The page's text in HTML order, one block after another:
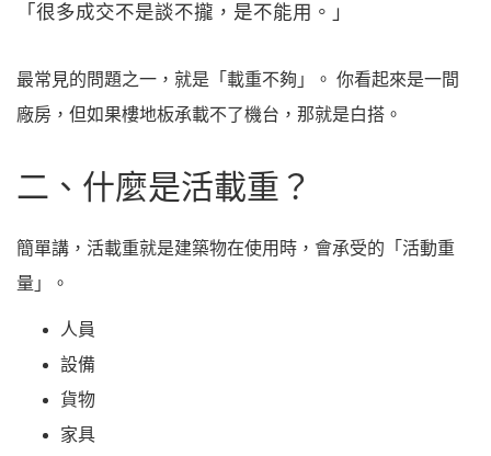
「很多成交不是談不攏，是不能用。」
最常見的問題之一，就是「載重不夠」。 你看起來是一間
廠房，但如果樓地板承載不了機台，那就是白搭。
二、什麼是活載重？
簡單講，活載重就是建築物在使用時，會承受的「活動重
量」。
人員
設備
貨物
家具